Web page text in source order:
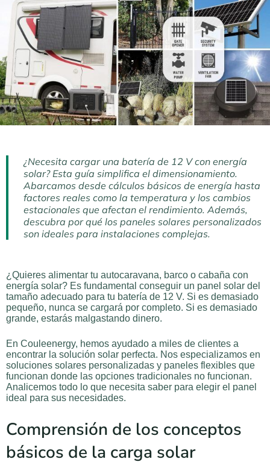
¿Necesita cargar una batería de 12 V con energía
solar? Esta guía simplifica el dimensionamiento.
Abarcamos desde cálculos básicos de energía hasta
factores reales como la temperatura y los cambios
estacionales que afectan el rendimiento. Además,
descubra por qué los paneles solares personalizados
son ideales para instalaciones complejas.
¿Quieres alimentar tu autocaravana, barco o cabaña con
energía solar? Es fundamental conseguir un panel solar del
tamaño adecuado para tu batería de 12 V. Si es demasiado
pequeño, nunca se cargará por completo. Si es demasiado
grande, estarás malgastando dinero.
En Couleenergy, hemos ayudado a miles de clientes a
encontrar la solución solar perfecta. Nos especializamos en
soluciones solares personalizadas y paneles flexibles que
funcionan donde las opciones tradicionales no funcionan.
Analicemos todo lo que necesita saber para elegir el panel
ideal para sus necesidades.
Comprensión de los conceptos
básicos de la carga solar